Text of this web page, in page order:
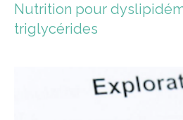
Nutrition pour
triglycérides